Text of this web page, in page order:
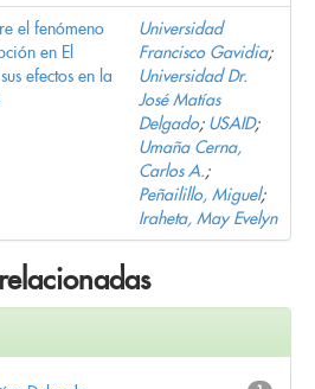
el fenómeno
en El
efectos en la
Universidad
Francisco Gavidia;
Universidad Dr.
José Matías
Delgado; USAID;
Umaña Cerna,
Carlos A.;
Peñailillo, Miguel;
Iraheta, May Evelyn